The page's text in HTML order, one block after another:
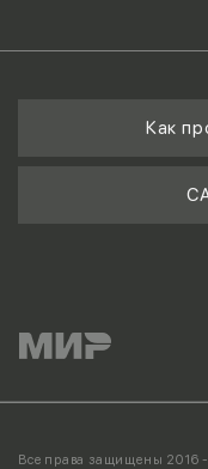
Как
Все права защищены 2016